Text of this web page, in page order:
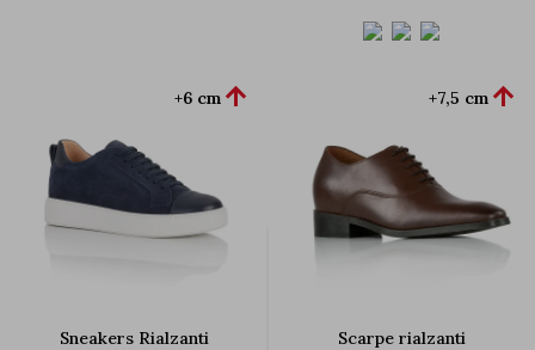
Sneakers Rialzanti
+6 cm 
Scarpe rialzanti
+7,5 cm 